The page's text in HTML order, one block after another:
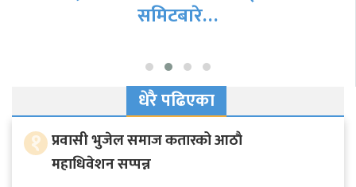
धेरै पढिएका
१ प्रवासी भुजेल समाज कतारको आठाै
महाधिवेशन सप्पन्न